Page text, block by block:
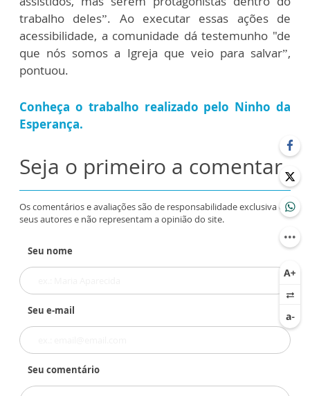
trabalho deles”. Ao executar essas ações de
acessibilidade, a comunidade dá testemunho "de
que nós somos a Igreja que veio para salvar”,
pontuou.
Conheça o trabalho realizado pelo Ninho da
Esperança.
Seja o primeiro a comentar
Os comentários e avaliações são de responsabilidade exclusiva de
seus autores e não representam a opinião do site.
Seu nome
Seu e-mail
Seu comentário